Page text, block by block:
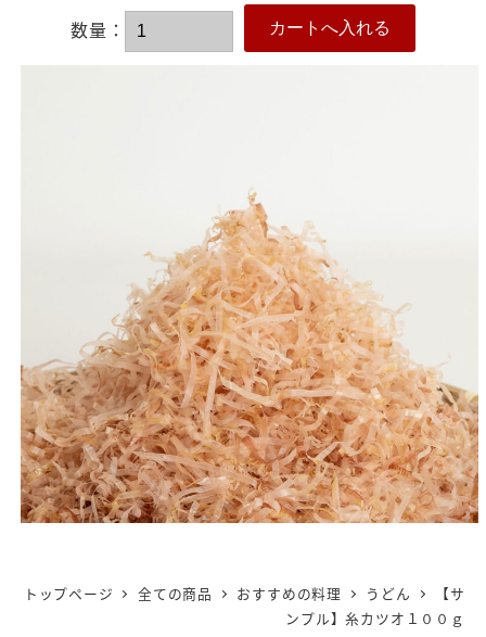
数量：
トップページ 全ての商品 おすすめの料理 うどん
【サ
ンプル】糸カツオ１００ｇ